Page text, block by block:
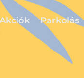
Akciók Parkolás